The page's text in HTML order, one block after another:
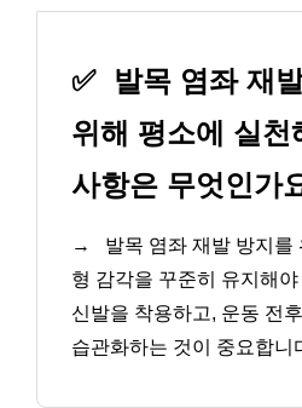
✅
발목 염좌 재
위해 평소에 실천
사항은 무엇인가
→
발목 염좌 재발 방지를
형 감각을 꾸준히 유지해
신발을 착용하고, 운동 전
습관화하는 것이 중요합니